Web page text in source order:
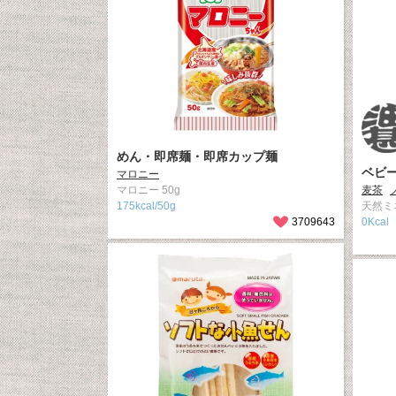
めん・即席麺・即席カップ麺
マロニー
マロニー 50g
175kcal/50g
3709643
ベビ
麦茶
天然
0Kcal